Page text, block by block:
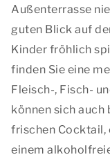
Außenterrasse
guten Blick auf
Kinder fröhlich
finden Sie eine
Fleisch-, Fisch-
können sich auch
frischen Cocktail,
einem